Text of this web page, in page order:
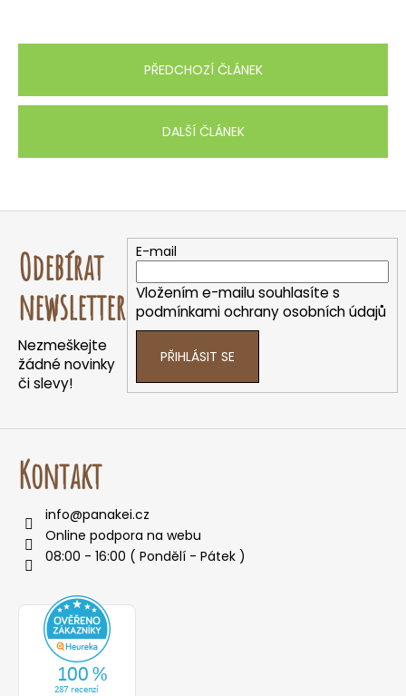
PŘEDCHOZÍ ČLÁNEK
DALŠÍ ČLÁNEK
Z
Odebírat
newsletter
Nezmeškejte
žádné novinky
či slevy!
E-mail
Vložením e-mailu souhlasíte s
podmínkami ochrany osobních údajů
PŘIHLÁSIT SE
Kontakt
info@panakei.cz
Online podpora na webu
08:00 - 16:00 ( Pondělí - Pátek )